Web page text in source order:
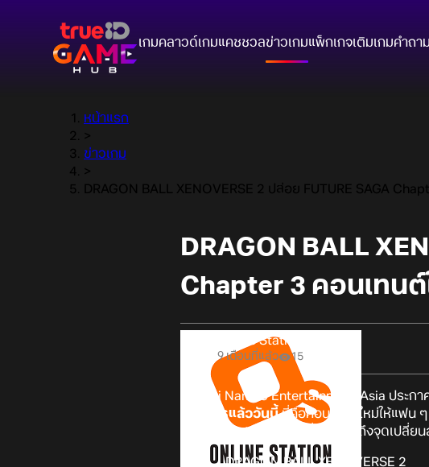
เกมคลาวด์เกมแคชชวลข่าวเกมแพ็กเกจเติมเกมคำถา
หน้าแรก
>
ข่าวเกม
>
DRAGON BALL XENOVERSE 2 ปล่อย FUTURE SAGA
DRAGON BALL
Chapter 3 คอนเทน
Online Station
9 เดือนที่แล้ว 15
Bandai Namco Entertainment Asia ประกา
ทางการแล้ววันนี้นี่คือคอนเทนต์ใหม่ให้แฟน
ของภาค Future Saga ที่กำลังมาถึงจุดเปลี่ย